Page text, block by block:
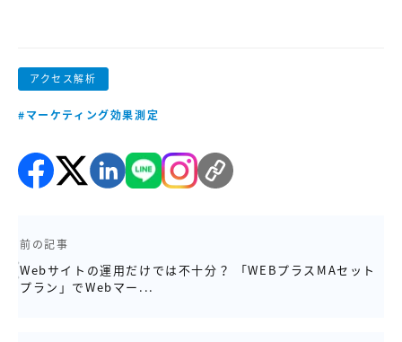
アクセス解析
#マーケティング効果測定
前の記事
Webサイトの運用だけでは不十分？ 「WEBプラスMAセット
プラン」でWebマー...